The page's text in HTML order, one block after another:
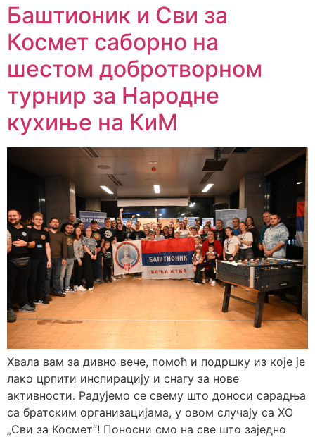
Баштионик и Сви за
Космет саборно на
шестом добротворном
турнир за Народне
кухиње на КиМ
Хвала вам за дивно вече, помоћ и подршку из које је
лако црпити инспирацију и снагу за нове
активности. Радујемо се свему што доноси сарадња
са братским организацијама, у овом случају са ХО
„Сви за Космет“! Поносни смо на све што заједно